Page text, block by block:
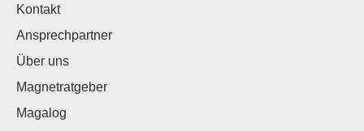
Kontakt
Ansprechpartner
Über uns
Magnetratgeber
Magalog